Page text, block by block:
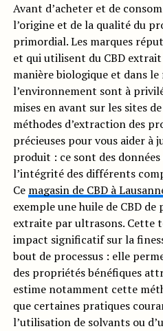
Avant d’acheter et de
l’origine et de la qualité du
primordial. Les marques
et qui utilisent du CBD
manière biologique et dans le
l’environnement sont à
mises en avant sur les sites
méthodes d’extraction des
précieuses pour vous aider à
produit : ce sont des
l’intégrité des différents
Ce magasin de CBD à
exemple une huile de CBD
extraite par ultrasons. Cette
impact significatif sur la
bout de processus : elle
des propriétés bénéfiques
estime notamment cette
que certaines pratiques
l’utilisation de solvants ou